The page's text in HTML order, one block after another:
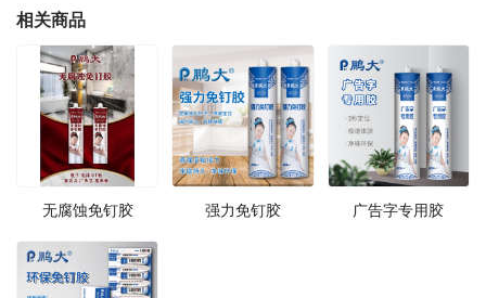
相关商品
无腐蚀免钉胶 强力免钉胶 广告字专用胶